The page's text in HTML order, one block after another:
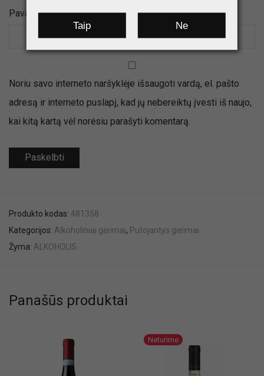
Pavadinimas* El.paštas*
Noriu savo interneto naršyklėje išsaugoti vardą, el. pašto
adresą ir interneto puslapį, kad jų nebereiktų įvesti iš naujo,
kai kitą kartą vėl norėsiu parašyti komentarą.
Produkto kodas: 481358
Kategorijos: Alkoholiniai gėrimai, Putojantys gėrimai
Žyma: ALKOHOLIS
Panašūs produktai
Taip Ne